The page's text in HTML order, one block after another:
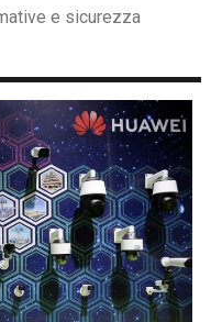
e sicurezza